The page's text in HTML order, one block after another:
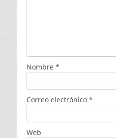
Nombre *
Correo electrónico *
Web